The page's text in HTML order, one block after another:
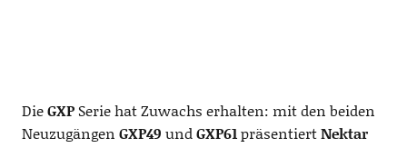
DieGXPSerie hat Zuwachs erhalten: mit den beiden
Neuzugängen GXP49 undGXP61präsentiertNektar